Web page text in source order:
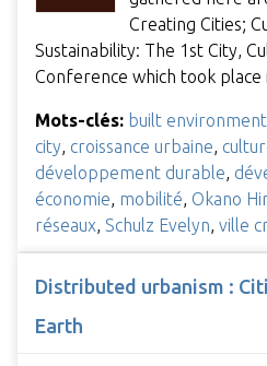
Creating Cities;
Sustainability: The 1st City,
Conference which took
Mots-clés: built environment
city, croissance urbaine,
développement durable,
économie, mobilité, Okano
réseaux, Schulz Evelyn, ville
Distributed urbanism :
Earth